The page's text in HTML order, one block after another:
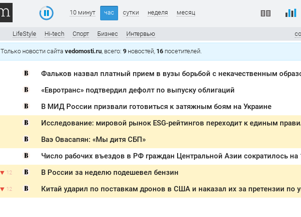
10 минут час сутки неделя месяц
LifeStyle Hi-tech Спорт Бизнес Интервью
Только новости сайта vedomosti.ru, всего: 9 новостей, 16 посетителей.
Фальков назвал платный прием в вузы борьбой с некачественным
«Евротранс» подтвердил дефолт по выпуску облигаций
В МИД России призвали готовиться к затяжным боям на Украине
Исследование: мировой рынок ESG-рейтингов переходит к единым
Ваэ Овасапян: «Мы дитя СБП»
Число рабочих въездов в РФ граждан Центральной Азии сократилось на
12 В России за неделю подешевел бензин
12 Китай ударил по поставкам дронов в США и наказал их за претензии по